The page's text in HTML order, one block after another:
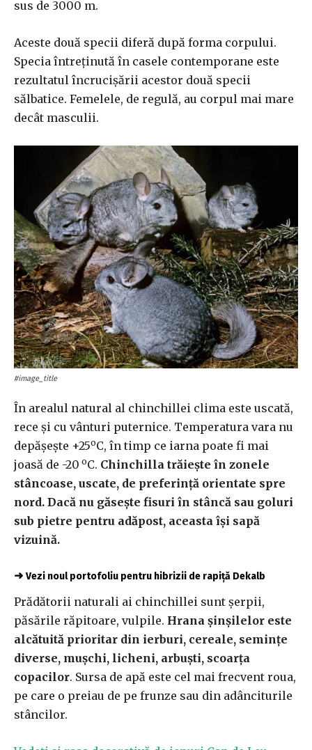
sus de 3000 m.
Aceste două specii diferă după forma corpului.
Specia întreținută în casele contemporane este
rezultatul încrucișării acestor două specii
sălbatice. Femelele, de regulă, au corpul mai mare
decât masculii.
#image_title
În arealul natural al chinchillei clima este uscată,
rece și cu vânturi puternice. Temperatura vara nu
depășește +25oC, în timp ce iarna poate fi mai
joasă de -20 oC. Chinchilla trăiește în zonele
stâncoase, uscate, de preferință orientate spre
nord. Dacă nu găsește fisuri în stâncă sau goluri
sub pietre pentru adăpost, aceasta își sapă
vizuină.
➜ Vezi noul portofoliu pentru hibrizii de rapiță Dekalb
Prădătorii naturali ai chinchillei sunt șerpii,
păsările răpitoare, vulpile. Hrana șinșilelor este
alcătuită prioritar din ierburi, cereale, semințe
diverse, mușchi, licheni, arbuști, scoarța
copacilor. Sursa de apă este cel mai frecvent roua,
pe care o preiau de pe frunze sau din adânciturile
stâncilor.